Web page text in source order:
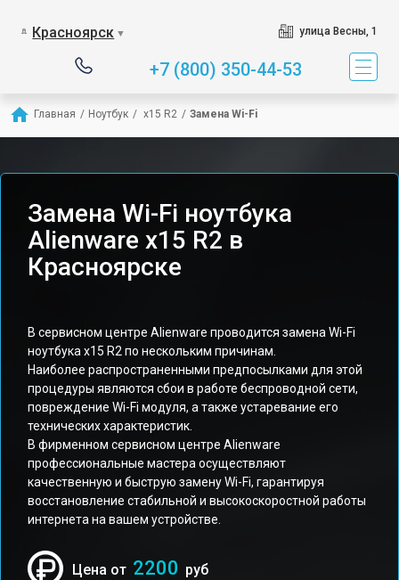
Красноярск ▼ улица Весны, 1
+7 (800) 350-44-53
Главная / Ноутбук / x15 R2 / Замена Wi-Fi
Замена Wi-Fi ноутбука
Alienware x15 R2 в
Красноярске
В сервисном центре Alienware проводится замена Wi-Fi
ноутбука x15 R2 по нескольким причинам.
Наиболее распространенными предпосылками для этой
процедуры являются сбои в работе беспроводной сети,
повреждение Wi-Fi модуля, а также устаревание его
технических характеристик.
В фирменном сервисном центре Alienware
профессиональные мастера осуществляют
качественную и быструю замену Wi-Fi, гарантируя
восстановление стабильной и высокоскоростной работы
интернета на вашем устройстве.
Цена от 2200 руб